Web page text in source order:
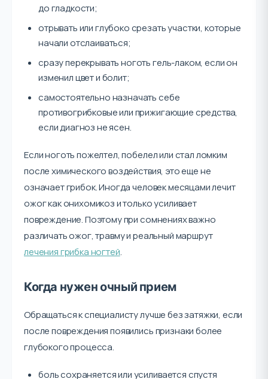
до гладкости;
отрывать или глубоко срезать участки, которые
начали отслаиваться;
сразу перекрывать ноготь гель-лаком, если он
изменил цвет и болит;
самостоятельно назначать себе
противогрибковые или прижигающие средства,
если диагноз не ясен.
Если ноготь пожелтел, побелел или стал ломким
после химического воздействия, это еще не
означает грибок. Иногда человек месяцами лечит
ожог как онихомикоз и только усиливает
повреждение. Поэтому при сомнениях важно
различать ожог, травму и реальный маршрут
лечения грибка ногтей.
Когда нужен очный прием
Обращаться к специалисту лучше без затяжки, если
после повреждения появились признаки более
глубокого процесса.
боль сохраняется или усиливается спустя